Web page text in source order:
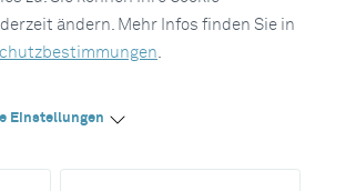
ändern. Mehr Infos finden Sie in
.
Einstellungen